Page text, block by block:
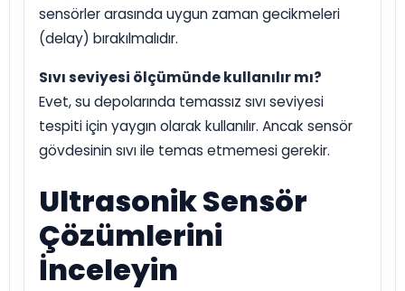
sensörler arasında uygun zaman gecikmeleri
(delay) bırakılmalıdır.
Sıvı seviyesi ölçümünde kullanılır mı?
Evet, su depolarında temassız sıvı seviyesi
tespiti için yaygın olarak kullanılır. Ancak sensör
gövdesinin sıvı ile temas etmemesi gerekir.
Ultrasonik Sensör
Çözümlerini
İnceleyin